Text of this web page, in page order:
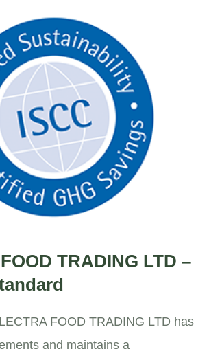
TRADING LTD –
FOOD TRADING LTD has
and maintains a